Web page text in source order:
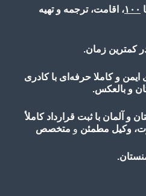
۱۰۰، اقامت، ترجمه و تهیه
کمترین زمان.
و کاملا حرفه‌ای با کادری
و بالعکس.
و آلمان با ثبت قرارداد کاملأ
وکیل مطمئن و متخصص